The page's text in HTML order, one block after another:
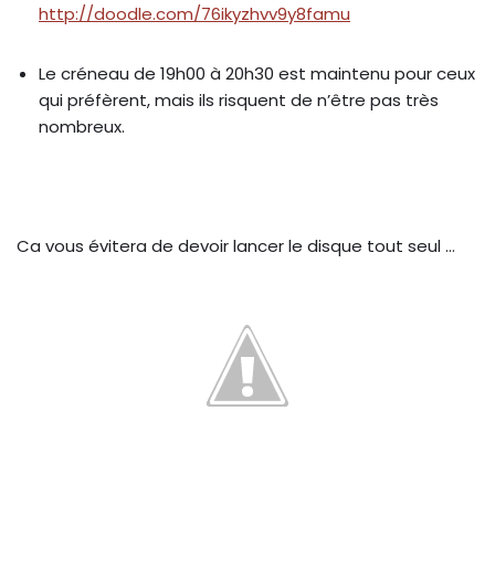
http://doodle.com/76ikyzhvv9y8famu
Le créneau de 19h00 à 20h30 est maintenu pour ceux
qui préfèrent, mais ils risquent de n’être pas très
nombreux.
Ca vous évitera de devoir lancer le disque tout seul …